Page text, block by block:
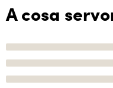
A cosa